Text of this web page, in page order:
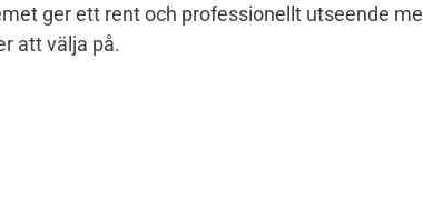
ger ett rent och professionellt utseende
att välja på.